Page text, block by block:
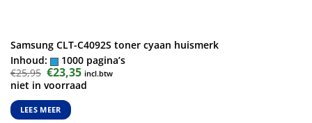
Samsung CLT-C4092S toner cyaan huismerk
Inhoud:
1000 pagina’s
€25,95 Oorspronkelijke
prijs
was:
€25,95.
€23,35Huidige
prijs
is:
incl.btw
niet in voorraad
LEES MEER